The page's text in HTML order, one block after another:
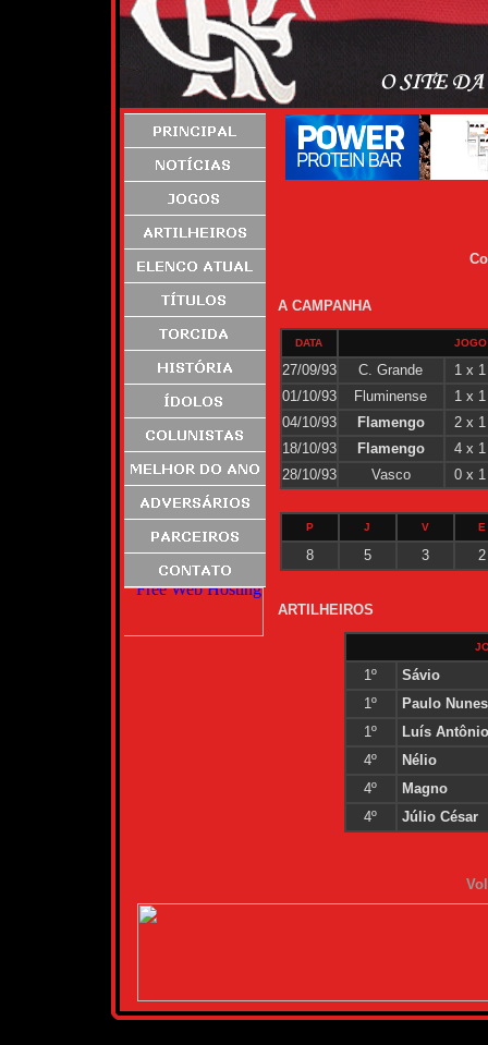
A CAMPANHA
DATA JOGO
27/09/93 C. Grande
1 x 1
01/10/93
Fluminense
1 x 1
04/10/93
Flamengo
2 x 1
18/10/93
Flamengo
4 x 1
28/10/93
Vasco 0 x 1
P J V E
8 5 3 2
ARTILHEIROS
1º
Sávio
1º
Paulo Nunes
1º
Luís Antônio
4º
Nélio
4º
Magno
4º
Júlio César